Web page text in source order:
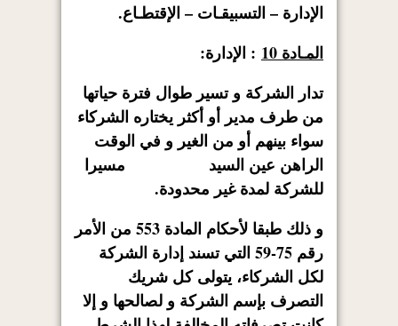
الإدارة – التسبيقـات – الإقتطـاع.
المـادة 10
: الإدارة:
تدار الشركة و تسير طوال فترة حياتها
من طرف مدير أو أكثر يختاره الشركاء
سواء بينهم أو من الغير و في الوقت
الراهن عين السيد مسيرا
للشركة لمدة غير محدودة.
و ذلك طبقا لأحكام المادة 553 من الأمر
رقم 75-59 التي تسند إدارة الشركة
لكل الشركاء، يتولى كل شريك
التصرف بإسم الشركة و لصالحها و إلا